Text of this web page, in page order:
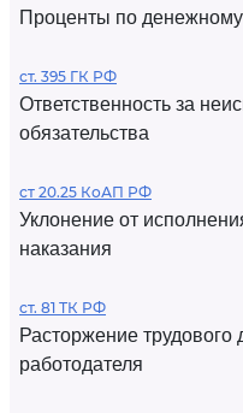
Проценты по денежному
ст. 395 ГК РФ
Ответственность за
обязательства
ст 20.25 КоАП РФ
Уклонение от
наказания
ст. 81 ТК РФ
Расторжение трудового
работодателя